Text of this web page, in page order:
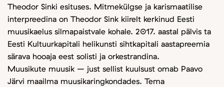
Theodor Sinki esituses. Mitmekülgse ja karismaatilise
interpreedina on Theodor Sink kiirelt kerkinud Eesti
muusikaelus silmapaistvale kohale. 2017. aastal pälvis ta
Eesti Kultuurkapitali helikunsti sihtkapitali aastapreemia
särava hooaja eest solisti ja orkestrandina.
Muusikute muusik – just sellist kuulsust omab Paavo
Järvi maailma muusikaringkondades. Tema